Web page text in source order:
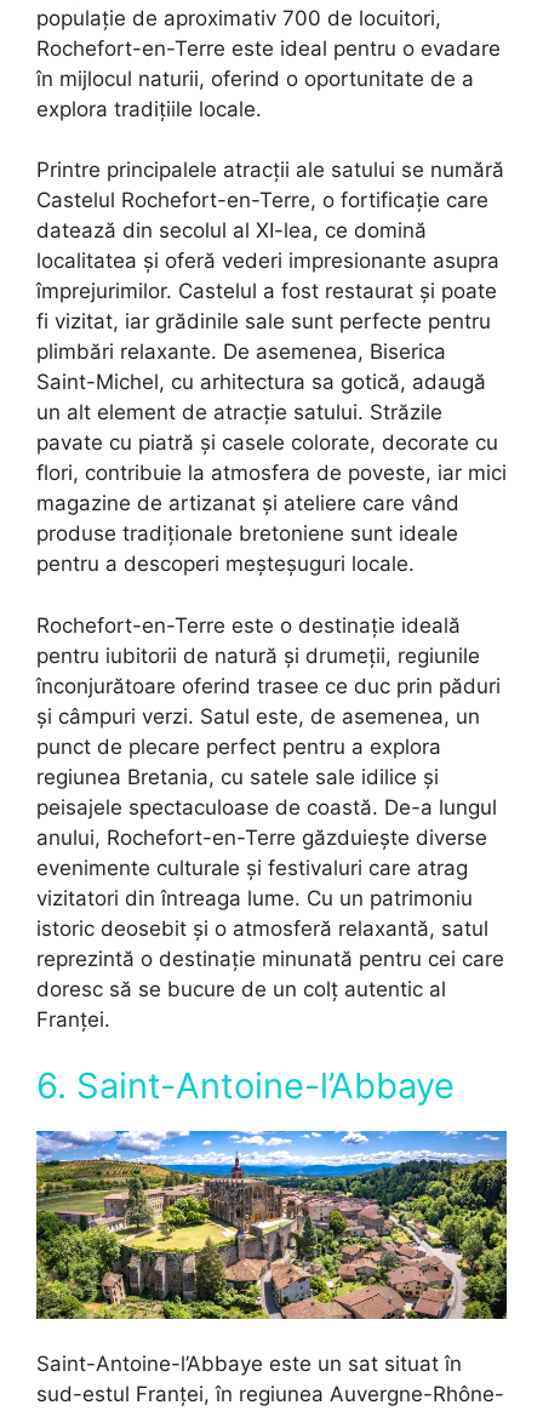
populație de aproximativ 700 de locuitori,
Rochefort-en-Terre este ideal pentru o evadare
în mijlocul naturii, oferind o oportunitate de a
explora tradițiile locale.
Printre principalele atracții ale satului se numără
Castelul Rochefort-en-Terre, o fortificație care
datează din secolul al XI-lea, ce domină
localitatea și oferă vederi impresionante asupra
împrejurimilor. Castelul a fost restaurat și poate
fi vizitat, iar grădinile sale sunt perfecte pentru
plimbări relaxante. De asemenea, Biserica
Saint-Michel, cu arhitectura sa gotică, adaugă
un alt element de atracție satului. Străzile
pavate cu piatră și casele colorate, decorate cu
flori, contribuie la atmosfera de poveste, iar mici
magazine de artizanat și ateliere care vând
produse tradiționale bretoniene sunt ideale
pentru a descoperi meșteșuguri locale.
Rochefort-en-Terre este o destinație ideală
pentru iubitorii de natură și drumeții, regiunile
înconjurătoare oferind trasee ce duc prin păduri
și câmpuri verzi. Satul este, de asemenea, un
punct de plecare perfect pentru a explora
regiunea Bretania, cu satele sale idilice și
peisajele spectaculoase de coastă. De-a lungul
anului, Rochefort-en-Terre găzduiește diverse
evenimente culturale și festivaluri care atrag
vizitatori din întreaga lume. Cu un patrimoniu
istoric deosebit și o atmosferă relaxantă, satul
reprezintă o destinație minunată pentru cei care
doresc să se bucure de un colț autentic al
Franței.
6. Saint-Antoine-l’Abbaye
Saint-Antoine-l’Abbaye este un sat situat în
sud-estul Franței, în regiunea Auvergne-Rhône-